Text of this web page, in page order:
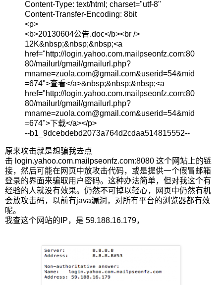
Content-Type: text/html; charset="utf-8"
Content-Transfer-Encoding: 8bit
<p>
<b>20130604公告.doc</b><br />
12K&nbsp;&nbsp;&nbsp;<a
href="http://login.yahoo.com.mailpseonfz.com:80
80/mailurl/gmail/gmailurl.php?
mname=zuola.com@gmail.com&userid=54&mid
=674">查看</a>&nbsp;&nbsp;&nbsp;<a
href="http://login.yahoo.com.mailpseonfz.com:80
80/mailurl/gmail/gmailurl.php?
mname=zuola.com@gmail.com&userid=54&mid
=674">下载</a></p>
--b1_9dcebdebd2073a764d2cdaa514815552--
原来攻击就是想骗我去点
击 login.yahoo.com.mailpseonfz.com:8080 这个网站上的链
接，然后可能在网页中放攻击代码，或是提供一个假冒邮箱
登录的界面来骗取用户密码。这种办法简单，但对我这个有
经验的人就没有效果。仍然不可掉以轻心，网页中仍然有机
会放攻击码，以前有java漏洞，对所有平台的浏览器都有效
呢。
我查这个网站的IP，是 59.188.16.179，